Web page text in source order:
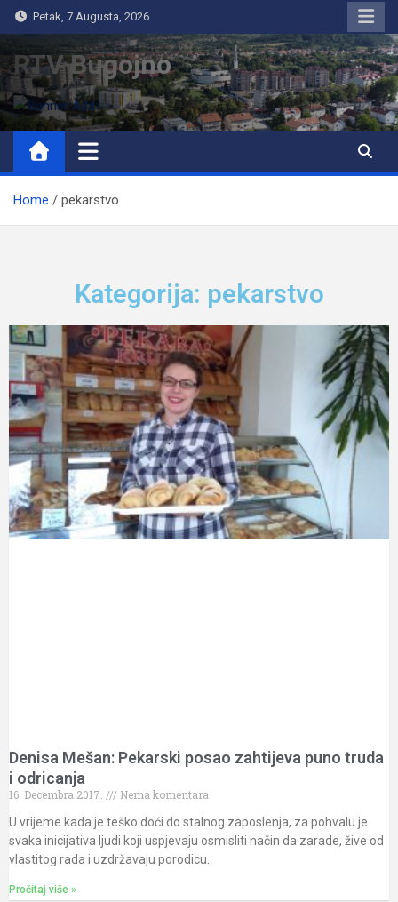
Petak, 7 Augusta, 2026
RTV Bugojno
Home pekarstvo
Kategorija: pekarstvo
Denisa Mešan: Pekarski posao zahtijeva puno truda
i odricanja
16. Decembra 2017.
Nema komentara
U vrijeme kada je teško doći do stalnog zaposlenja, za pohvalu je
svaka inicijativa ljudi koji uspjevaju osmisliti način da zarade, žive od
vlastitog rada i uzdržavaju porodicu.
Pročitaj više »